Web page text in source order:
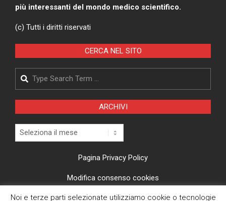
più interessanti del mondo medico scientifico.
(c) Tutti i diritti riservati
CERCA NEL SITO
Search
ARCHIVI
Archivi
Pagina Privacy Policy
Modifica consenso cookies
Noi e terze parti selezionate utilizziamo cookie o tecnologie